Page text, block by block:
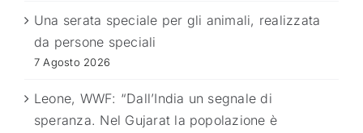
Una serata speciale per gli animali, realizzata
da persone speciali
7 Agosto 2026
Leone, WWF: “Dall’India un segnale di
speranza. Nel Gujarat la popolazione è